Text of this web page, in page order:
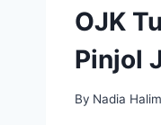
OJK
Pinjol
By Nadia Halim